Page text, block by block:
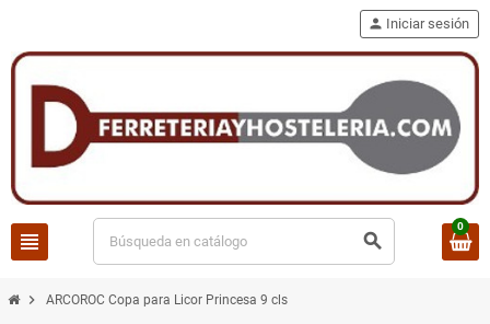
view_headline search
person Iniciar sesión
0
chevron_right ARCOROC Copa para Licor Princesa 9 cls